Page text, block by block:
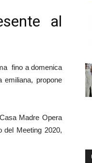
al
fino a domenica
emiliana, propone
Madre Opera
Meeting 2020,